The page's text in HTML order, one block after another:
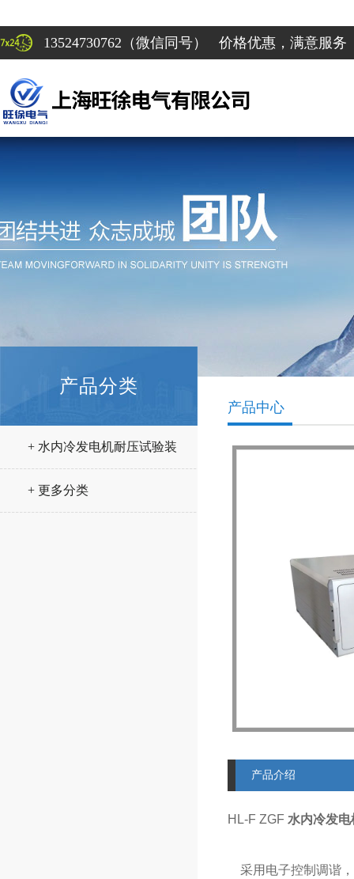
13524730762（微信同号） 价格优惠，满意服务
产品分类
+ 水内冷发电机耐压试验装
置
+ 更多分类
产品中心
产品介绍
HL-F ZGF 水内冷发
采用电子控制调谐，